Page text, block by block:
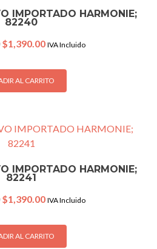
IMPORTADO HARMONIE;
82240
Original
was:
$1,995.00.
$1,390.00Current
is:
$1,390.00.
IVA Incluido
AL CARRITO
IMPORTADO HARMONIE;
82241
Original
was:
$1,995.00.
$1,390.00Current
is:
$1,390.00.
IVA Incluido
AL CARRITO